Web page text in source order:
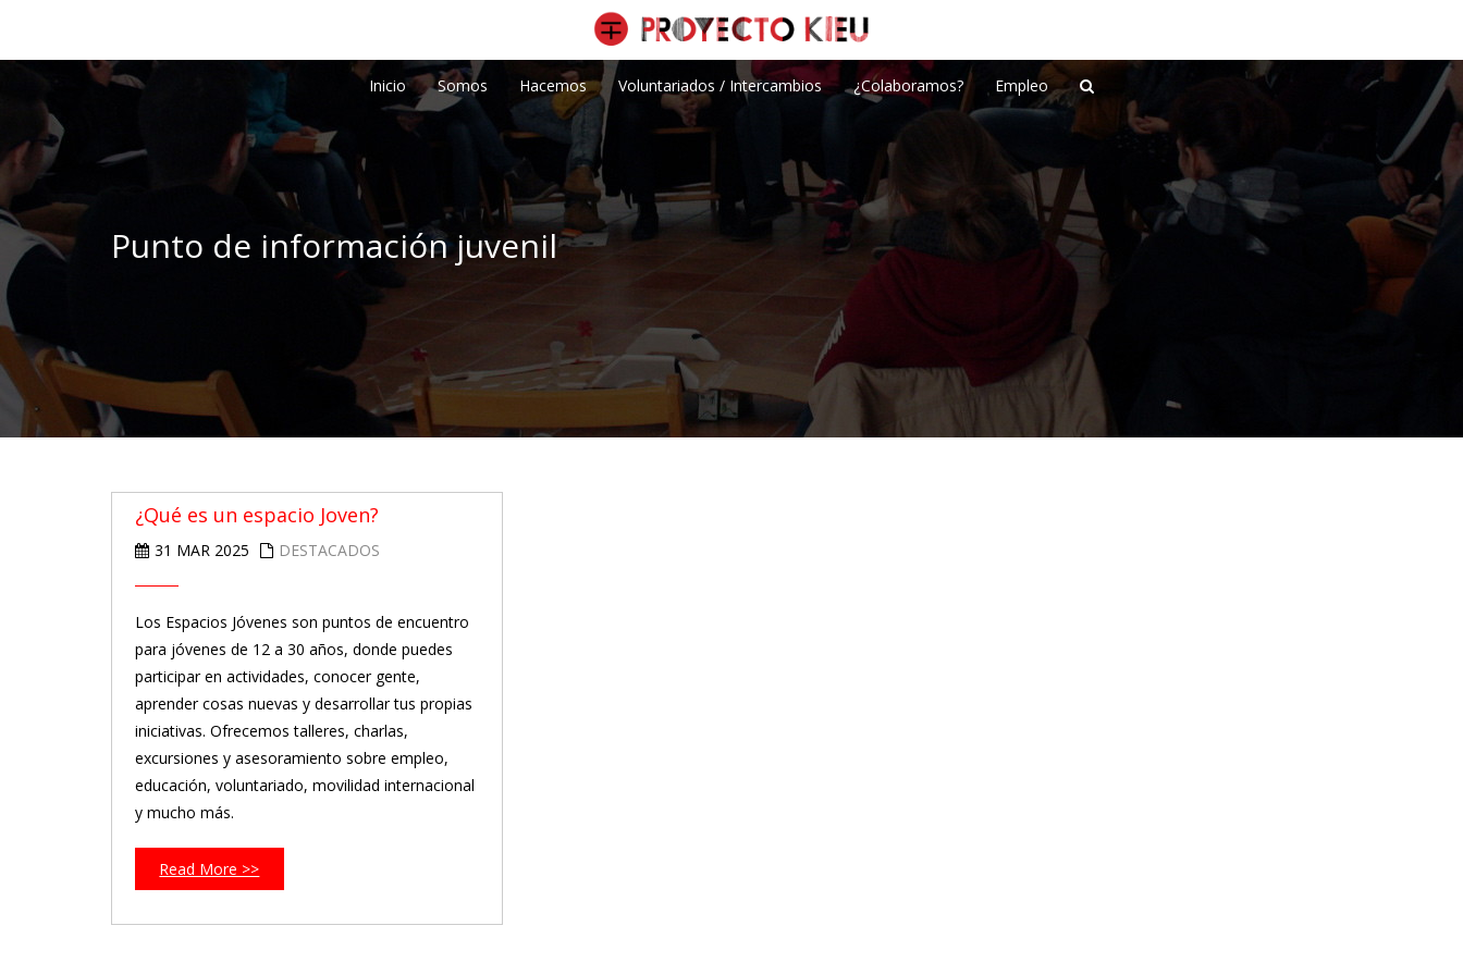
Inicio Somos Hacemos Voluntariados / Intercambios ¿Colaboramos? Empleo
Punto de información juvenil
¿Qué es un espacio Joven?
31 MAR 2025 DESTACADOS
Los Espacios Jóvenes son puntos de encuentro
para jóvenes de 12 a 30 años, donde puedes
participar en actividades, conocer gente,
aprender cosas nuevas y desarrollar tus propias
iniciativas. Ofrecemos talleres, charlas,
excursiones y asesoramiento sobre empleo,
educación, voluntariado, movilidad internacional
y mucho más.
Read More >>